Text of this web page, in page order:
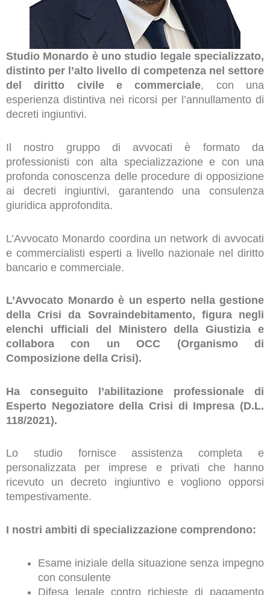
Studio Monardo è uno studio legale specializzato,
distinto per l’alto livello di competenza nel settore
del diritto civile e commerciale, con una
esperienza distintiva nei ricorsi per l’annullamento di
decreti ingiuntivi.
Il nostro gruppo di avvocati è formato da
professionisti con alta specializzazione e con una
profonda conoscenza delle procedure di opposizione
ai decreti ingiuntivi, garantendo una consulenza
giuridica approfondita.
L’Avvocato Monardo coordina un network di avvocati
e commercialisti esperti a livello nazionale nel diritto
bancario e commerciale.
L’Avvocato Monardo è un esperto nella gestione
della Crisi da Sovraindebitamento, figura negli
elenchi ufficiali del Ministero della Giustizia e
collabora con un OCC (Organismo di
Composizione della Crisi).
Ha conseguito l’abilitazione professionale di
Esperto Negoziatore della Crisi di Impresa (D.L.
118/2021).
Lo studio fornisce assistenza completa e
personalizzata per imprese e privati che hanno
ricevuto un decreto ingiuntivo e vogliono opporsi
tempestivamente.
I nostri ambiti di specializzazione comprendono:
Esame iniziale della situazione senza impegno
con consulente
Difesa legale contro richieste di pagamento